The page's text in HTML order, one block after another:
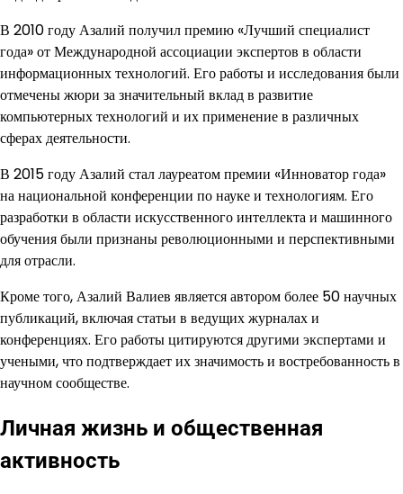
В 2010 году Азалий получил премию «Лучший специалист
года» от Международной ассоциации экспертов в области
информационных технологий. Его работы и исследования были
отмечены жюри за значительный вклад в развитие
компьютерных технологий и их применение в различных
сферах деятельности.
В 2015 году Азалий стал лауреатом премии «Инноватор года»
на национальной конференции по науке и технологиям. Его
разработки в области искусственного интеллекта и машинного
обучения были признаны революционными и перспективными
для отрасли.
Кроме того, Азалий Валиев является автором более 50 научных
публикаций, включая статьи в ведущих журналах и
конференциях. Его работы цитируются другими экспертами и
учеными, что подтверждает их значимость и востребованность в
научном сообществе.
Личная жизнь и общественная
активность